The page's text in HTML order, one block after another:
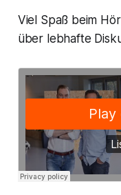
Viel Spaß beim
über lebhafte